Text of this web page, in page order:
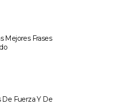
Mejores Frases
De Fuerza Y De